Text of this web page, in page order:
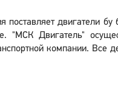
двигатели бу
"МСК Двигатель"
компании. Все